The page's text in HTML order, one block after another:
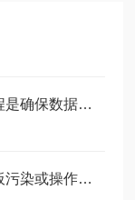
掌握水中二氧化碳测定仪规范使用流程是确保数据准确可靠的前提
掌握白度仪正确使用方法避免因标准板污染或操作不规范引入误差